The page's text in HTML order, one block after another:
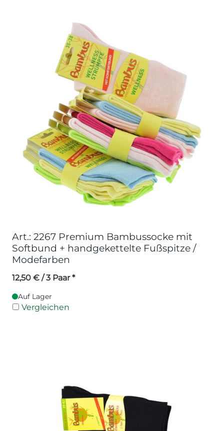
Art.: 2267 Premium Bambussocke mit
Softbund + handgekettelte Fußspitze /
Modefarben
12,50 € / 3 Paar *
Auf Lager
Vergleichen